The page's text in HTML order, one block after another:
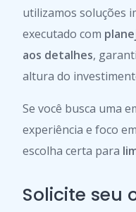
utilizamos soluções
executado com
aos detalhes,
altura do
Se você busca uma
experiência e foco
escolha certa para
Solicite seu